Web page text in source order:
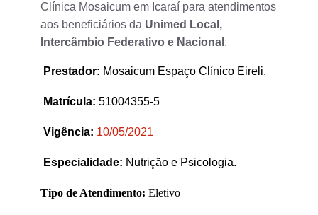
Clínica Mosaicum em Icaraí para atendimentos
aos beneficiários da Unimed Local,
Intercâmbio Federativo e Nacional .
Prestador: Mosaicum Espaço Clínico Eireli.
Matrícula: 51004355-5
Vigência: 10/05/2021
Especialidade: Nutrição e Psicologia.
Tipo de Atendimento: Eletivo